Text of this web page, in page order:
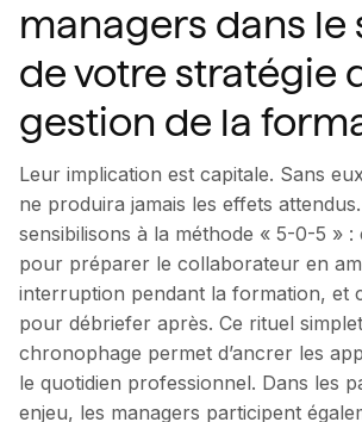
managers dans le
de votre stratégie
gestion de la
Leur implication est capitale. Sans
ne produira jamais les effets
sensibilisons à la méthode « 5-0-5 » :
pour préparer le collaborateur en
interruption pendant la formation, et
pour débriefer après. Ce rituel
chronophage permet d’ancrer les
le quotidien professionnel. Dans les
enjeu, les managers participent